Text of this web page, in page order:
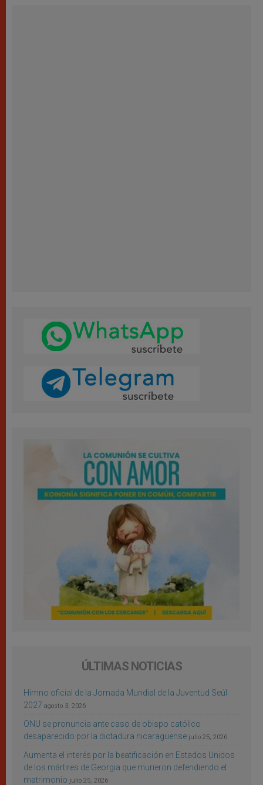
ÚLTIMAS NOTICIAS
Himno oficial de la Jornada Mundial de la Juventud Seúl
2027 agosto 3, 2026
ONU se pronuncia ante caso de obispo católico
desaparecido por la dictadura nicaragüense julio 25, 2026
Aumenta el interés por la beatificación en Estados Unidos
de los mártires de Georgia que murieron defendiendo el
matrimonio julio 25, 2026